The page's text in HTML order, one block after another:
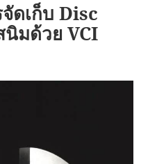
ดเก็บ Disc
มด้วย VCI